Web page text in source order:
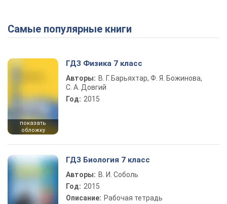
Play Video
Самые популярные книги
показать
обложку
ГДЗ Физика 7 класс
Авторы: В. Г. Барьяхтар, Ф. Я. Божинова,
С. А. Довгий
Год: 2015
ГДЗ Биология 7 класс
Авторы: В. И. Соболь
Год: 2015
Описание: Рабочая тетрадь